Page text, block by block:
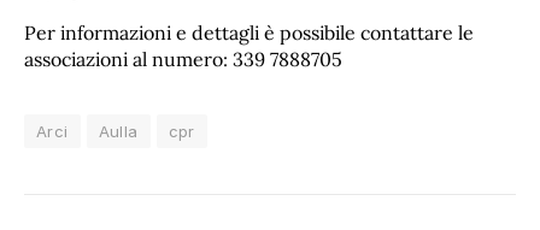
Per informazioni e dettagli è possibile contattare le
associazioni al numero: 339 7888705
Arci Aulla cpr